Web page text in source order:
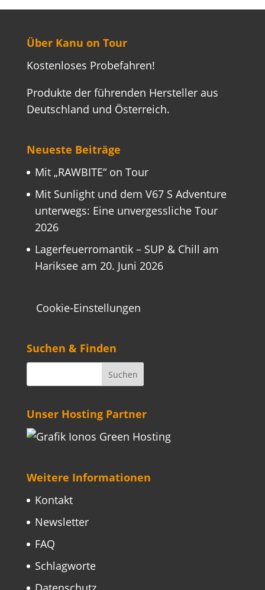
Über Kanu on Tour
Kostenloses Probefahren!
Produkte der führenden Hersteller aus
Deutschland und Österreich.
Neueste Beiträge
Mit „RAWBITE“ on Tour
Mit Sunlight und dem V67 S Adventure
unterwegs: Eine unvergessliche Tour
2026
Lagerfeuerromantik – SUP & Chill am
Hariksee am 20. Juni 2026
Cookie-Einstellungen
Suchen & Finden
Unser Hosting Partner
Weitere Informationen
Kontakt
Newsletter
FAQ
Schlagworte